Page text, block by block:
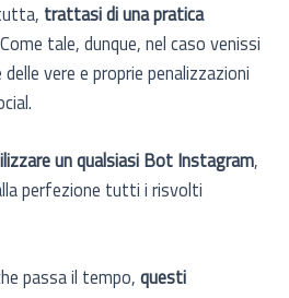
trattasi di una pratica
tale, dunque, nel caso venissi
vere e proprie penalizzazioni
un qualsiasi Bot Instagram,
perfezione tutti i risvolti
passa il tempo,questi